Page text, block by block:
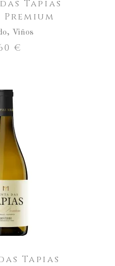
Tapias
Premium
, Viños
€
AO CARRO
Tapias